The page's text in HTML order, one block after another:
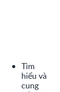
Tìm
hiểu và
cung